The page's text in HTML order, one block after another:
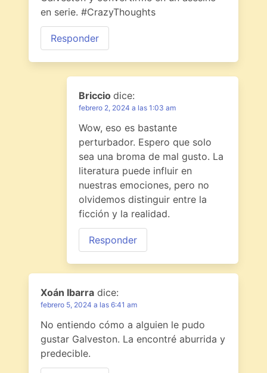
en serie. #CrazyThoughts
Responder
Briccio dice:
febrero 2, 2024 a las 1:03 am
Wow, eso es bastante
perturbador. Espero que solo
sea una broma de mal gusto. La
literatura puede influir en
nuestras emociones, pero no
olvidemos distinguir entre la
ficción y la realidad.
Responder
Xoán Ibarra dice:
febrero 5, 2024 a las 6:41 am
No entiendo cómo a alguien le pudo
gustar Galveston. La encontré aburrida y
predecible.